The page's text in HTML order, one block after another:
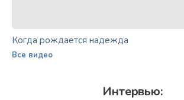
Когда рождается надежда
Все видео
Интервью: